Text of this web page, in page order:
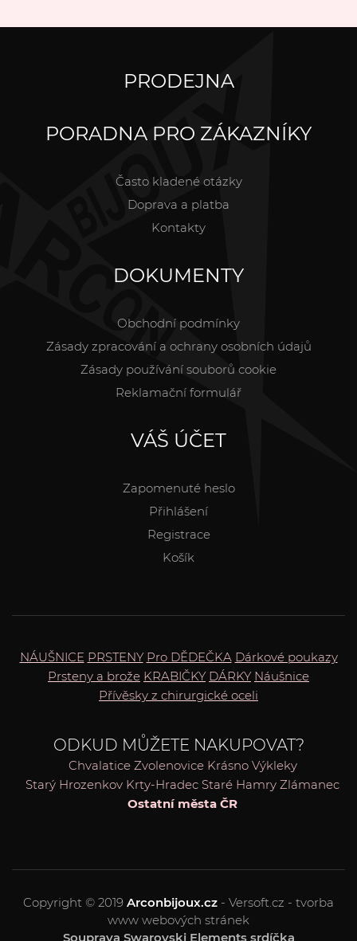
PRODEJNA
PORADNA PRO ZÁKAZNÍKY
Často kladené otázky
Doprava a platba
Kontakty
DOKUMENTY
Obchodní podmínky
Zásady zpracování a ochrany osobních údajů
Zásady používání souborů cookie
Reklamační formulář
VÁŠ ÚČET
Zapomenuté heslo
Přihlášení
Registrace
Košík
NÁUŠNICE PRSTENY Pro DĚDEČKA Dárkové poukazy
Prsteny a brože KRABIČKY DÁRKY Náušnice
Přívěsky z chirurgické oceli
ODKUD MŮŽETE NAKUPOVAT?
Chvalatice Zvolenovice Krásno Výkleky
Starý Hrozenkov Krty-Hradec Staré Hamry Zlámanec
Ostatní města ČR
Copyright © 2019 Arconbijoux.cz - Versoft.cz - tvorba
www webových stránek
Souprava Swarovski Elements srdíčka